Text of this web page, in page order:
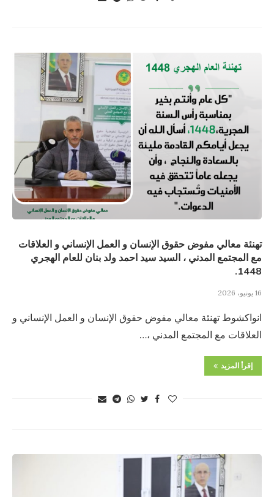
تهنئة معالي مفوض حقوق الإنسان و العمل الإنساني و العلاقات
مع المجتمع المدني ، السيد سيد احمد ولد بنان للعام الهجري
1448.
16 يونيو، 2026
انواكشوط تهنئة معالي مفوض حقوق الإنسان و العمل الإنساني و
العلاقات مع المجتمع المدني ،…
إقرأ المزيد